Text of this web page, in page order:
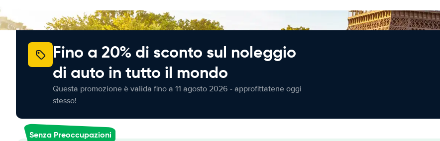
Fino a 20% di sconto sul noleggio
di auto in tutto il mondo
Questa promozione è valida fino a 11 agosto 2026 - approfittatene oggi
stesso!
Senza Preoccupazioni